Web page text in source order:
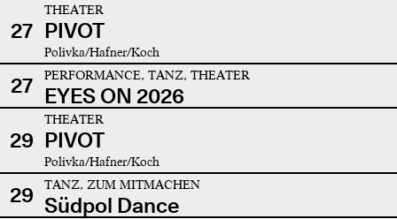
27
THEATER
PIVOT
Polivka/Hafner/Koch
27 PERFORMANCE, TANZ, THEATER
EYES ON 2026
29
THEATER
PIVOT
Polivka/Hafner/Koch
29 TANZ, ZUM MITMACHEN
Südpol Dance